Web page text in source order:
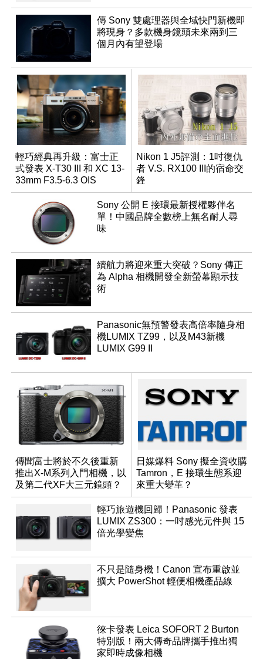
傳 Sony 雙處理器與全域快門新機即
將現身？多款機身鏡頭未來兩到三
個月內有望登場
輕巧經典再升級：富士正
式發表 X-T30 III 和 XC 13-
33mm F3.5-6.3 OIS
Nikon 1 J5評測：1吋復仇
者 V.S. RX100 III的宿命交
鋒
Sony 公開 E 接環最新授權夥伴名
單！中國品牌全數榜上無名耐人尋
味
續航力將迎來重大突破？Sony 傳正
為 Alpha 相機開發全新螢幕顯示技
術
Panasonic無預警發表高倍率隨身相
機LUMIX TZ99，以及M43新機
LUMIX G99 II
傳聞富士將於不久後重新
推出X-M系列入門相機，以
及第二代XF大三元鏡頭？
日媒爆料 Sony 擬全資收購
Tamron，E 接環生態系迎
來重大變革？
輕巧旅遊機回歸！Panasonic 發表
LUMIX ZS300：一吋感光元件與 15
倍光學變焦
不只是隨身機！Canon 宣布重啟並
擴大 PowerShot 輕便相機產品線
徠卡發表 Leica SOFORT 2 Burton
特別版！兩大傳奇品牌攜手推出獨
家即時成像相機